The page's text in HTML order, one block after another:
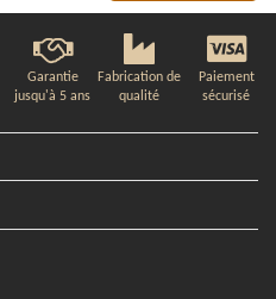
Garantie
jusqu'à 5 ans
Fabrication de
qualité
Paiement
sécurisé